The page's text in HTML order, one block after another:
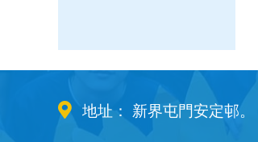
地址： 新界屯門安定邨。